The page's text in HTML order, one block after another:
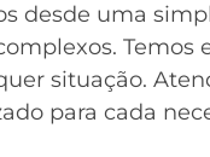
desde uma
Temos
situação.
para cada